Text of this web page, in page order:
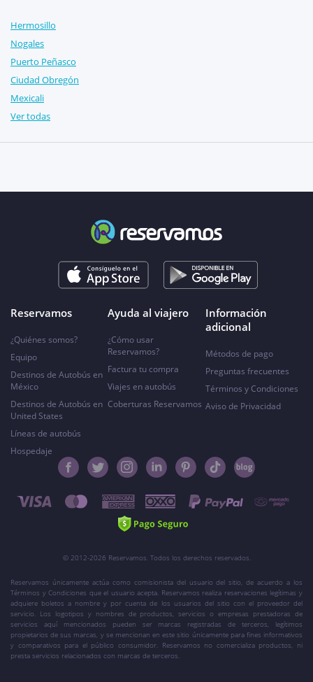
Hermosillo
Nogales
Puerto Peñasco
Ciudad Obregón
Mexicali
Ver todas
Reservamos
¿Quiénes somos?
Equipo
Destinos de Autobús en
México
Destinos de Autobús en
United States
Líneas de autobús
Hospedaje
Ayuda al viajero
¿Cómo usar
Reservamos?
Factura tu compra
Viajes en autobús
Coberturas Reservamos
Información
adicional
Métodos de pago
Preguntas frecuentes
Términos y Condiciones
Aviso de Privacidad
© 2012-2026 Reservamos. Todos los derechos reservados.
Reservamos únicamente actúa como comisionista del usuario del sitio, de acuerdo a los
Términos y Condiciones que el usuario acepta. Reservamos realiza reservaciones legítimas y
adquiere boletos a nombre y por cuenta de los usuarios del sitio con el proveedor del
servicio. Los logotipos y nombres de productos, servicios o empresas prestadoras de
servicios aquí mencionados pueden ser marcas registradas de terceros, legítimos
propietarios de sus marcas, y se mencionan en este sitio únicamente para fines informativos
y comparativos para el público consumidor. Reservamos no comercializa productos, ni
presta servicios relacionados con marcas de terceros.